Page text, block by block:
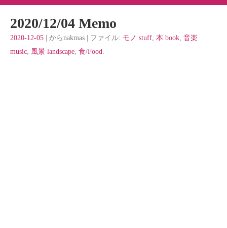
2020/12/04 Memo
2020-12-05 | からnakmas | ファイル: モノ stuff, 本 book, 音楽
music, 風景 landscape, 食/Food.